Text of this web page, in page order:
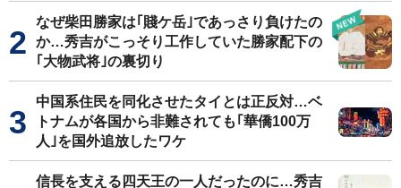
なぜ柴田勝家は｢賤ケ岳｣であっさり負けたの
か…秀吉がこっそり工作していた勝家配下の
｢大物武将｣の裏切り
中国系住民を同化させたタイとは正反対…ベ
トナムが各国から非難されても｢華僑100万
人｣を国外追放したワケ
信長を支える四天王の一人だったのに…秀吉